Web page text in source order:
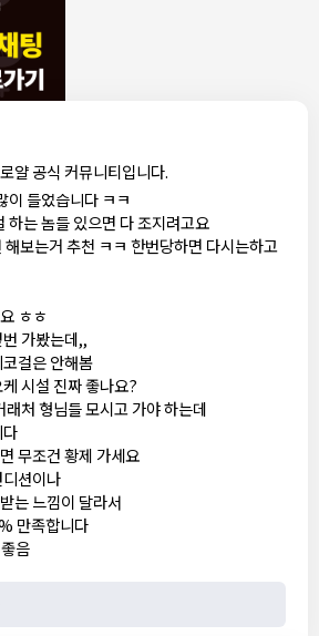
얄 공식 커뮤니티입니다.
문의해보면 바로 알려줌
보다 쌀수 없음
ㅋㅋㅋ
ㅋㅋㅋㅋ
코걸 여기서 예약 가능한가요?
는게 좋음
이 들었습니다 ㅋㅋ
하는 놈들 있으면 다 조지려고요
해보는거 추천 ㅋㅋ 한번당하면 다시는하고
ㅎㅎ
가봤는데,,
걸은 안해봄
시설 진짜 좋나요?
래처 형님들 모시고 가야 하는데
무조건 황제 가세요
션이나
는 느낌이 달라서
만족합니다
음